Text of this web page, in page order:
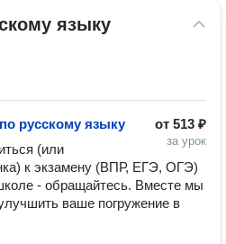
языку
от 513 ₽
за урок
русскому языку
(или
к экзамену (ВПР, ЕГЭ, ОГЭ)
- обращайтесь. Вместе мы
ваше погружение в